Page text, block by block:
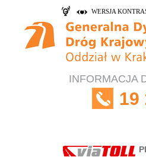
WERSJA
INFORMACJA
19